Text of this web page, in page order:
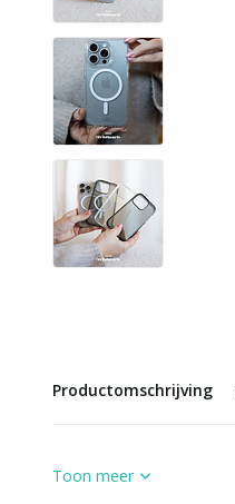
Productomschrijving
Toon meer